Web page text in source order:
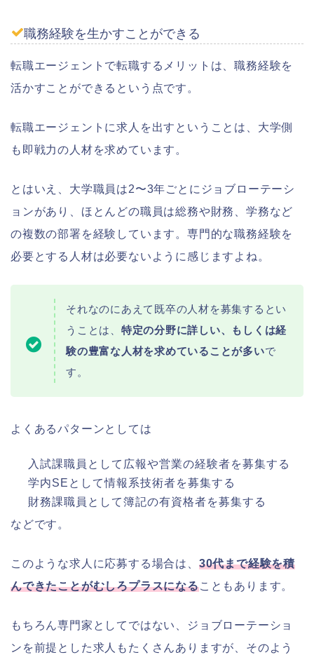
職務経験を生かすことができる
転職エージェントで転職するメリットは、職務経験を
活かすことができるという点です。
転職エージェントに求人を出すということは、大学側
も即戦力の人材を求めています。
とはいえ、大学職員は2〜3年ごとにジョブローテーシ
ョンがあり、ほとんどの職員は総務や財務、学務など
の複数の部署を経験しています。専門的な職務経験を
必要とする人材は必要ないように感じますよね。
それなのにあえて既卒の人材を募集するとい
うことは、 特定の分野に詳しい、もしくは経
験の豊富な人材を求めていることが多いで
す。
よくあるパターンとしては
入試課職員として広報や営業の経験者を募集する
学内SEとして情報系技術者を募集する
財務課職員として簿記の有資格者を募集する
などです。
このような求人に応募する場合は、 30代まで経験を積
んできたことがむしろプラスになることもあります。
もちろん専門家としてではない、ジョブローテーショ
ンを前提とした求人もたくさんありますが、そのよう